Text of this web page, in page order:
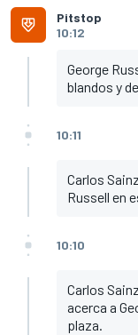
Pitstop
10:12
George
blandos y
10:11
Carlos
Russell en
10:10
Carlos
acerca a
plaza.